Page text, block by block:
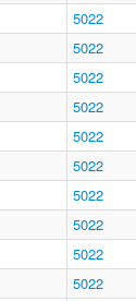
5022
5022
5022
5022
5022
5022
5022
5022
5022
5022